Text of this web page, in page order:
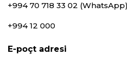
+994 70 718 33 02 (WhatsApp)
+994 12 000
E-poçt adresi